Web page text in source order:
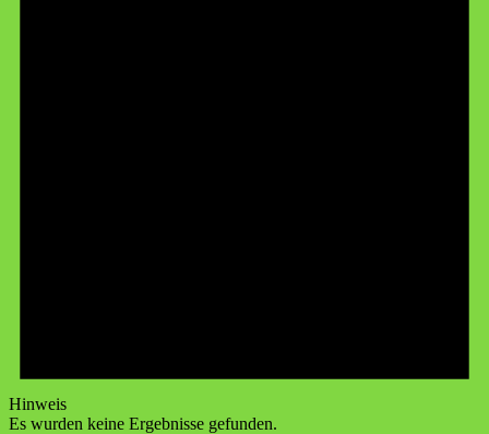
Hinweis
Es wurden keine Ergebnisse gefunden.